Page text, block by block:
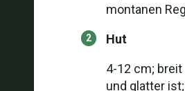
montanen
Hut
4-12 cm;
und glatter